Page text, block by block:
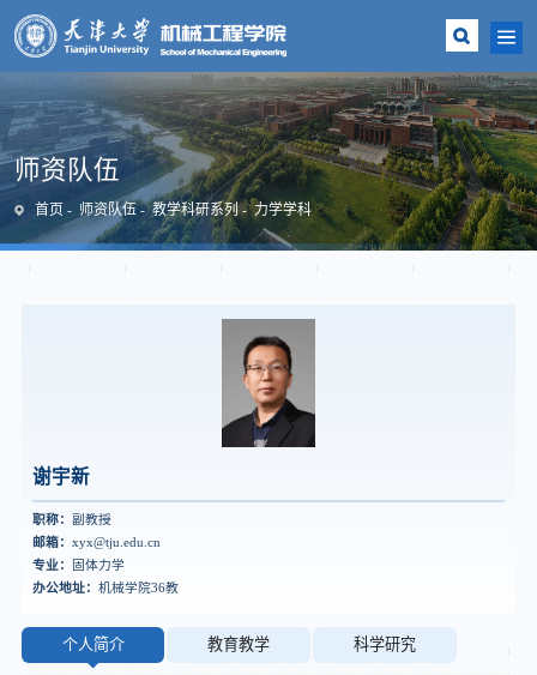
师资队伍
首页 师资队伍 教学科研系列 力学学科
谢宇新
职称： 副教授
邮箱： xyx@tju.edu.cn
专业：
固体力学
办公地址： 机械学院36教
个人简介 教育教学 科学研究